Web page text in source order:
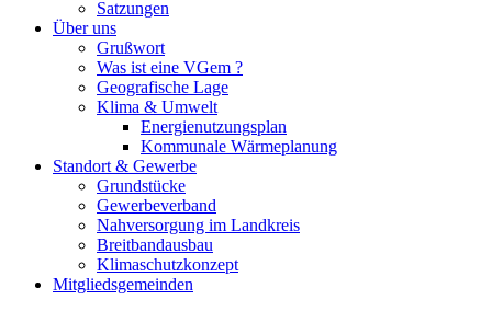
Satzungen
Über uns
Grußwort
Was ist eine VGem ?
Geografische Lage
Klima & Umwelt
Energienutzungsplan
Kommunale Wärmeplanung
Standort & Gewerbe
Grundstücke
Gewerbeverband
Nahversorgung im Landkreis
Breitbandausbau
Klimaschutzkonzept
Mitgliedsgemeinden